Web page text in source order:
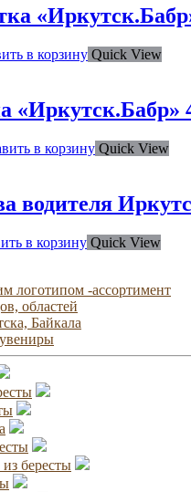
в корзину Quick View
«Иркутск.Бабр»
в корзину Quick View
водителя
в корзину Quick View
логотипом -ассортимент
областей
Байкала
бересты